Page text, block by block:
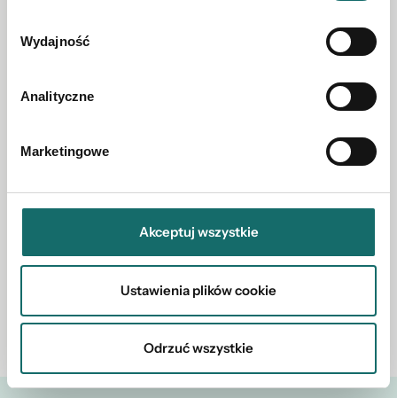
Wydajność
Analityczne
Marketingowe
Akceptuj wszystkie
Ustawienia plików cookie
Odrzuć wszystkie
Gratulujemy Michałowi Dańczakowi otwarcia nowego
oddziału i życzymy wielu udanych transakcji,
opolskim rynku nieruchomości.
Serdecznie zapraszamy do odwiedzenia nowego biura:
polnoc.pl/oddzialy/opole
Wróć do listy artykułów